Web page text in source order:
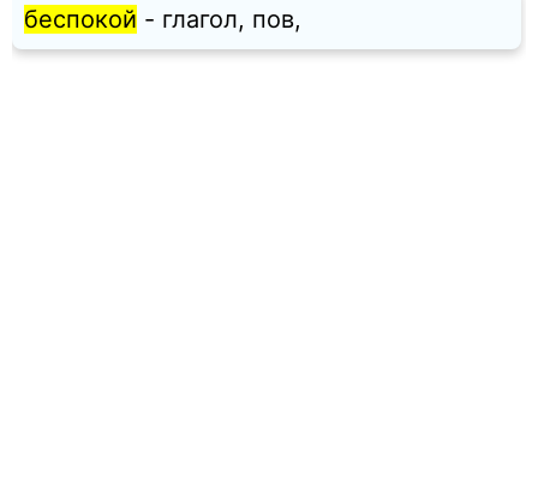
беспокой - глагол, пов,